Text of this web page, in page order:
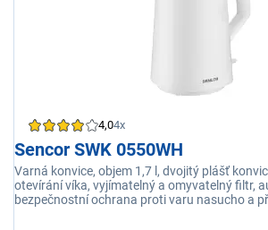
4,04x
Sencor SWK 0550WH
Varná konvice, objem 1,7 l, dvojitý plášť
otevírání víka, vyjímatelný a omyvatelný filtr,
bezpečnostní ochrana proti varu nasucho a